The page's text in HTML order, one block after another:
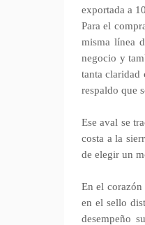
exportada a
Para el
misma línea
negocio y
tanta
respaldo que
Ese aval se
costa a la
de elegir un
En el
en el sello
desempeño